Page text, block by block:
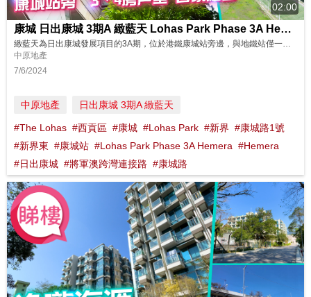
02:00
康城 日出康城 3期A 緻藍天 Lohas Park Phase 3A Hemera
中原地產
7/6/2024
中原地產 日出康城 3期A 緻藍天
#The Lohas #西貢區 #康城 #Lohas Park #新界 #康城路1號
#新界東 #康城站 #Lohas Park Phase 3A Hemera #Hemera
#日出康城 #將軍澳跨灣連接路 #康城路